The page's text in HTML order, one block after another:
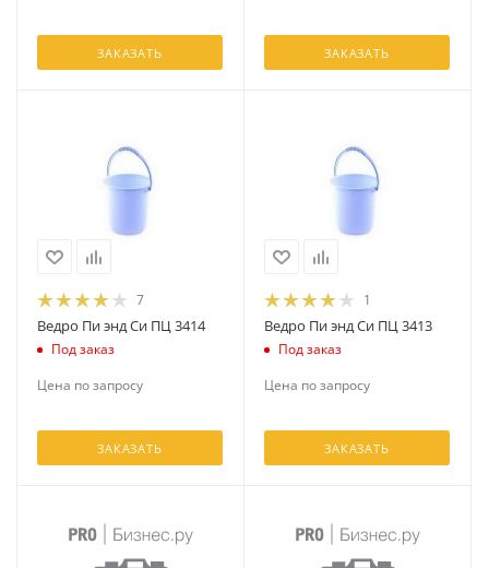
ЗАКАЗАТЬ ЗАКАЗАТЬ
7
Ведро Пи энд Си ПЦ 3414
Под заказ
Цена по запросу
ЗАКАЗАТЬ
1
Ведро Пи энд Си ПЦ 3413
Под заказ
Цена по запросу
ЗАКАЗАТЬ